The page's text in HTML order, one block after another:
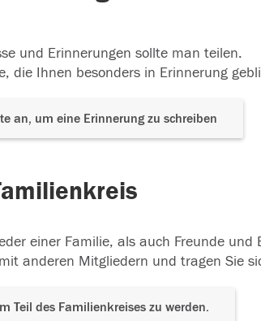
und Erinnerungen sollte man teilen.
die Ihnen besonders in Erinnerung
an, um eine Erinnerung zu schreiben
einer Familie, als auch Freunde
anderen Mitgliedern und tragen Sie
Teil des Familienkreises zu werden.